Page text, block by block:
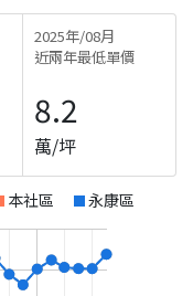
2025年/08月
近兩年最低單價
8.2
萬/坪
本社區 永康區